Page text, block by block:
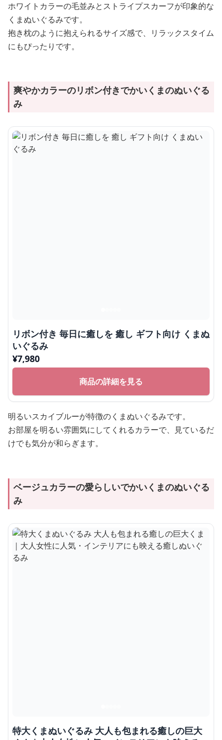
ホワイトカラーの毛並みとストライプスカーフが印象的な
くまぬいぐるみです。
抱き枕のように抱えられるサイズ感で、リラックスタイム
にもぴったりです。
爽やかカラーのリボン付きでかいくまのぬいぐる
み
リボン付き 毎日に癒しを 癒し ギフト向け くまぬ
いぐるみ
¥7,980
商品の詳細を見る
明るいスカイブルーが特徴のくまぬいぐるみです。
お部屋を明るい雰囲気にしてくれるカラーで、見ているだ
けでも気分が和らぎます。
ベージュカラーの愛らしいでかいくまのぬいぐる
み
特大くまぬいぐるみ 大人も包まれる癒しの巨大